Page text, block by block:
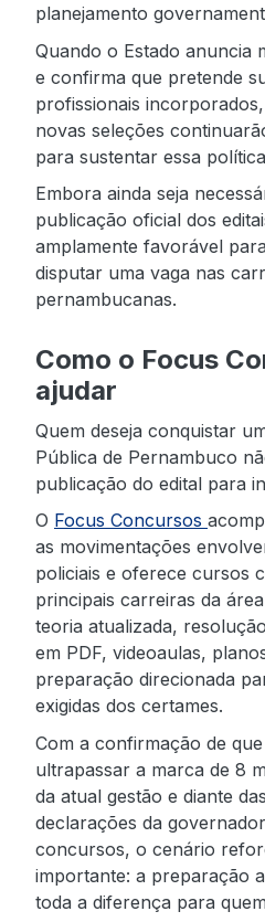
planejamento
Quando o Estado anuncia
e confirma que pretende
profissionais
novas seleções
para sustentar essa
Embora ainda seja
publicação oficial dos
amplamente favorável
disputar uma vaga nas
pernambucanas.
Como o Focus
ajudar
Quem deseja conquistar
Pública de Pernambuco
publicação do edital para
O Focus Concursos
as movimentações
policiais e oferece cursos
principais carreiras da
teoria atualizada,
em PDF, videoaulas,
preparação direcionada
exigidas dos certames.
Com a confirmação de
ultrapassar a marca de 8
da atual gestão e diante
declarações da
concursos, o cenário
importante: a preparação
toda a diferença para